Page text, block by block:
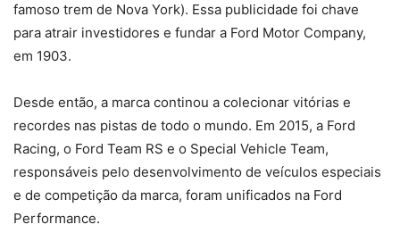
famoso trem de Nova York). Essa publicidade foi chave
para atrair investidores e fundar a Ford Motor Company,
em 1903.
Desde então, a marca continou a colecionar vitórias e
recordes nas pistas de todo o mundo. Em 2015, a Ford
Racing, o Ford Team RS e o Special Vehicle Team,
responsáveis pelo desenvolvimento de veículos especiais
e de competição da marca, foram unificados na Ford
Performance.